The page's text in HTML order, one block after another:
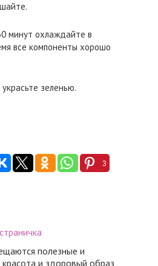
минут охлаждайте в
все компоненты хорошо
зеленью.
3
полезные и
и здоровый образ